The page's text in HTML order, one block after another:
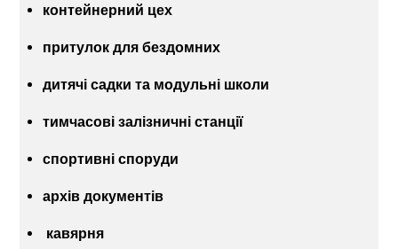
контейнерний цех
притулок для бездомних
дитячі садки та модульні школи
тимчасові залізничні станції
спортивні споруди
архів документів
кавярня